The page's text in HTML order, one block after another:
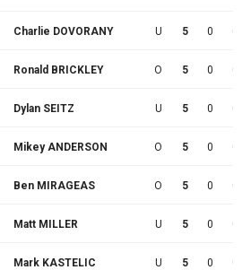
Charlie DOVORANY U 5 0 0
Ronald BRICKLEY O 5 0 0
Dylan SEITZ U 5 0 0
Mikey ANDERSON O 5 0 0
Ben MIRAGEAS O 5 0 0
Matt MILLER U 5 0 0
Mark KASTELIC U 5 0 0